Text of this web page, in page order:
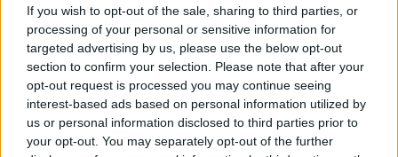
If you wish to opt-out of the sale, sharing to third parties, or
processing of your personal or sensitive information for
targeted advertising by us, please use the below opt-out
section to confirm your selection. Please note that after your
opt-out request is processed you may continue seeing
interest-based ads based on personal information utilized by
us or personal information disclosed to third parties prior to
your opt-out. You may separately opt-out of the further
fatto parte anche un sottogruppo con mansioni logistiche e base in
Svizzera.
Le indagini, condotte in collaborazione con le autorità giudiziarie e
di polizia elvetiche, hanno individuato anche condotte estorsive a
danno dei vertici proprio del sottogruppo in relazione a commesse
non andate a buon fine, per le quali veniva chiesta anche con
minacce personali e ai familiari la restituzione di somme anticipate.
Le misure odierne sono state eseguite, oltre che nel Pistoiese e nel